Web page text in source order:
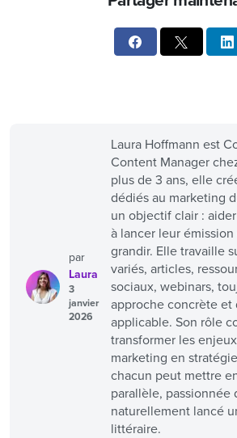
par
Laura
3
janvier
2026
Laura Hoffmann est
Content Manager
plus de 3 ans, elle
dédiés au marketing
un objectif clair :
à lancer leur
grandir. Elle travaille
variés, articles,
sociaux, webinars,
approche concrète et
applicable. Son rôle
transformer les
marketing en
chacun peut mettre
parallèle, passionnée
naturellement lancé
littéraire.